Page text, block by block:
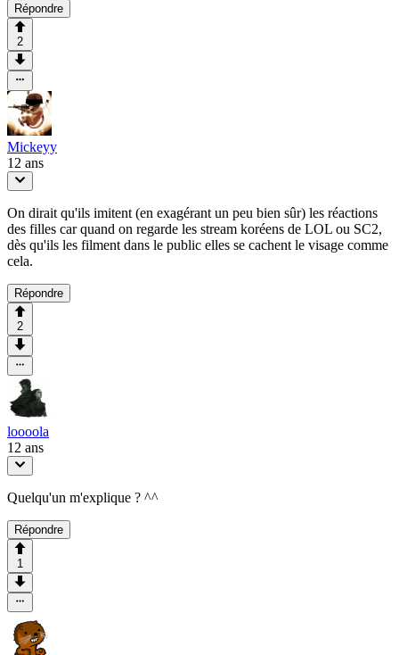
Répondre
2
Mickeyy
12 ans
On dirait qu'ils imitent (en exagérant un peu bien sûr) les réactions
des filles car quand on regarde les stream koréens de LOL ou SC2,
dès qu'ils les filment dans le public elles se cachent le visage comme
cela.
Répondre
2
loooola
12 ans
Quelqu'un m'explique ? ^^
Répondre
1